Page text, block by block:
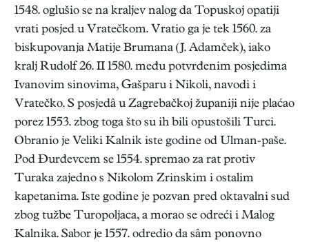
1548. oglušio se na kraljev nalog da Topuskoj opatiji
vrati posjed u Vratečkom. Vratio ga je tek 1560. za
biskupovanja Matije Brumana (J. Adamček), iako
kralj Rudolf 26. II 1580. među potvrđenim posjedima
Ivanovim sinovima, Gašparu i Nikoli, navodi i
Vratečko. S posjedâ u Zagrebačkoj županiji nije plaćao
porez 1553. zbog toga što su ih bili opustošili Turci.
Obranio je Veliki Kalnik iste godine od Ulman-paše.
Pod Đurđevcem se 1554. spremao za rat protiv
Turaka zajedno s Nikolom Zrinskim i ostalim
kapetanima. Iste godine je pozvan pred oktavalni sud
zbog tužbe Turopoljaca, a morao se odreći i Malog
Kalnika. Sabor je 1557. odredio da sâm ponovno